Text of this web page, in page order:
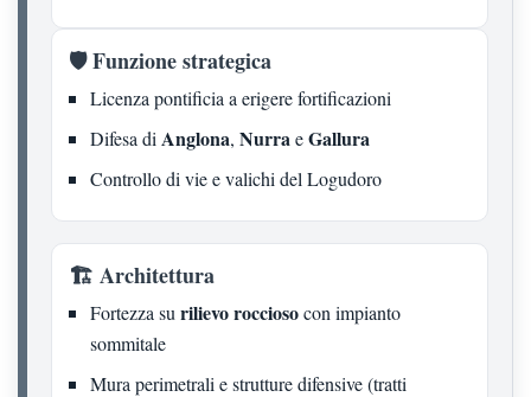
🛡️ Funzione strategica
Licenza pontificia a erigere fortificazioni
Difesa di Anglona, NurraeGallura
Controllo di vie e valichi del Logudoro
🏗️ Architettura
Fortezza su rilievo rocciosocon impianto
sommitale
Mura perimetrali e strutture difensive (tratti